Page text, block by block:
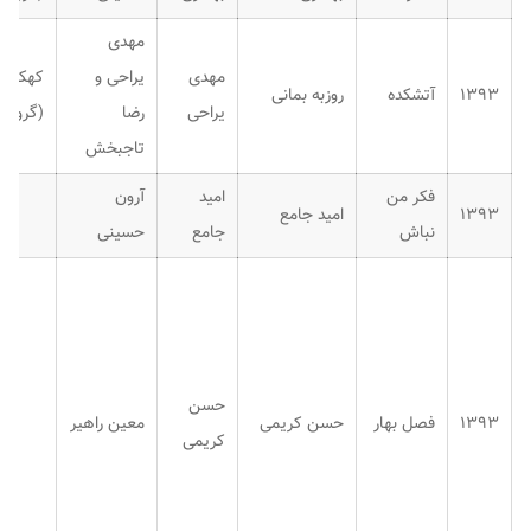
۱۳۹۳ آتشکده روزبه بمانی
مهدی
یراحی
مهدی
یراحی و
رضا
تاجبخش
۱۳۹۳
فکر من
نباش
امید جامع
امید
جامع
آرون
حسینی
۱۳۹۳ فصل بهار حسن کریمی
حسن
کریمی
معین راهیر